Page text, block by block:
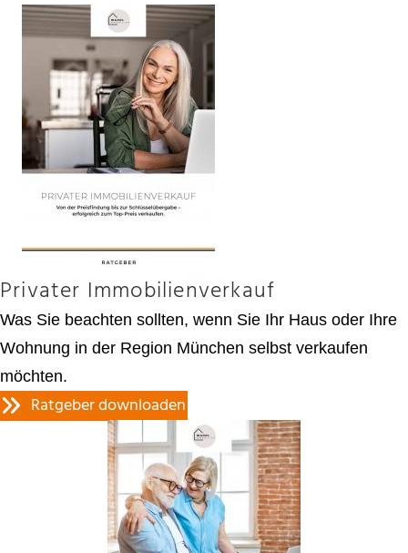
Privater Immobilienverkauf
Was Sie beachten sollten, wenn Sie Ihr Haus oder Ihre
Wohnung in der Region München selbst verkaufen
möchten.
Ratgeber downloaden